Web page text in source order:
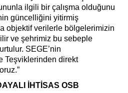
ilgili bir çalışma olduğunu
güncelliğini yitirmiş
objektif verilerle bölgelerimizin
ve şehrimiz bu sebeple
SEGE’nin
Teşviklerinden direkt
İHTİSAS OSB